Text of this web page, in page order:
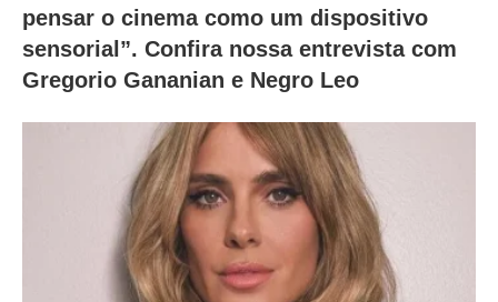
pensar o cinema como um dispositivo
sensorial”. Confira nossa entrevista com
Gregorio Gananian e Negro Leo